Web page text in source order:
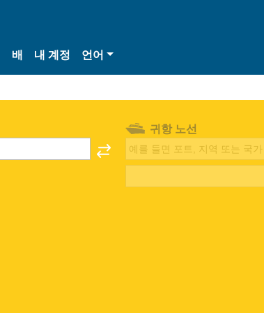
배 내 계정 언어
귀항 노선